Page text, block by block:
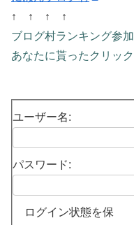
↑ ↑ ↑ ↑
ブログ村ランキング参加
あなたに貰ったクリッ
ユーザー名:
パスワード:
ログイン状態を保